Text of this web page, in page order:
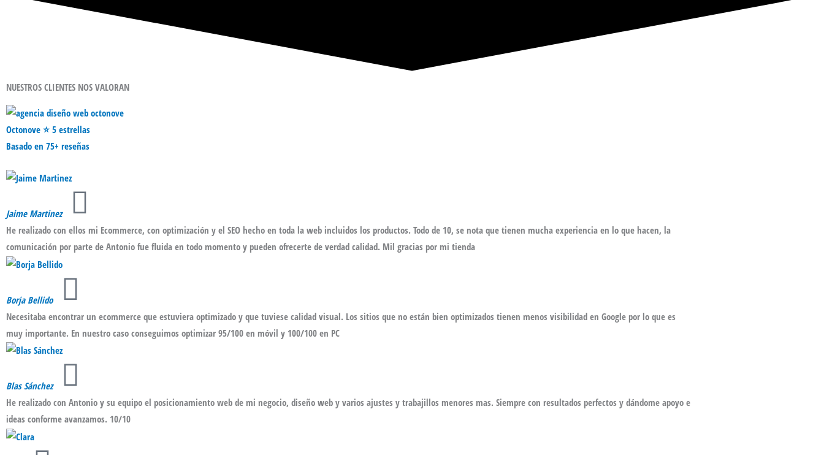
NUESTROS CLIENTES NOS VALORAN
Octonove ⭐ 5 estrellas
Basado en 75+ reseñas
Jaime Martinez
He realizado con ellos mi Ecommerce, con optimización y el SEO hecho en toda la web incluidos los productos. Todo de 10, se nota que tienen mucha experiencia en lo que hacen, la
comunicación por parte de Antonio fue fluida en todo momento y pueden ofrecerte de verdad calidad. Mil gracias por mi tienda
Borja Bellido
Necesitaba encontrar un ecommerce que estuviera optimizado y que tuviese calidad visual. Los sitios que no están bien optimizados tienen menos visibilidad en Google por lo que es
muy importante. En nuestro caso conseguimos optimizar 95/100 en móvil y 100/100 en PC
Blas Sánchez
He realizado con Antonio y su equipo el posicionamiento web de mi negocio, diseño web y varios ajustes y trabajillos menores mas. Siempre con resultados perfectos y dándome apoyo e
ideas conforme avanzamos. 10/10